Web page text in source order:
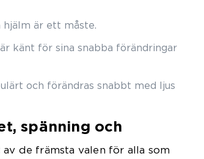
hjälm är ett måste.
känt för sina snabba förändringar
och förändras snabbt med ljus
spänning och
de främsta valen för alla som